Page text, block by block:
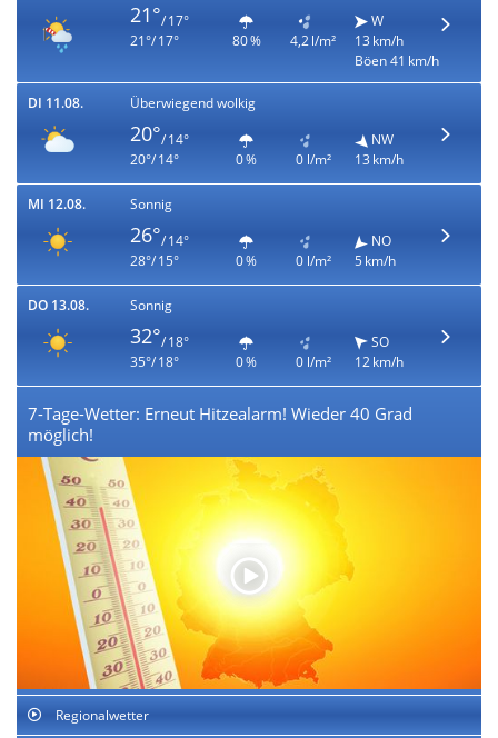
21°/ 17°
21°/ 17°
80 % 4,2 l/m²
W
13 km/h
Böen 41 km/h
DI 11.08. Überwiegend wolkig
20°/ 14°
20°/ 14°
0 % 0 l/m²
NW
13 km/h
MI 12.08. Sonnig
26°/ 14°
28°/ 15°
0 % 0 l/m²
NO
5 km/h
DO 13.08. Sonnig
32°/ 18°
35°/ 18°
0 % 0 l/m²
SO
12 km/h
7-Tage-Wetter: Erneut Hitzealarm! Wieder 40 Grad
möglich!
Regionalwetter